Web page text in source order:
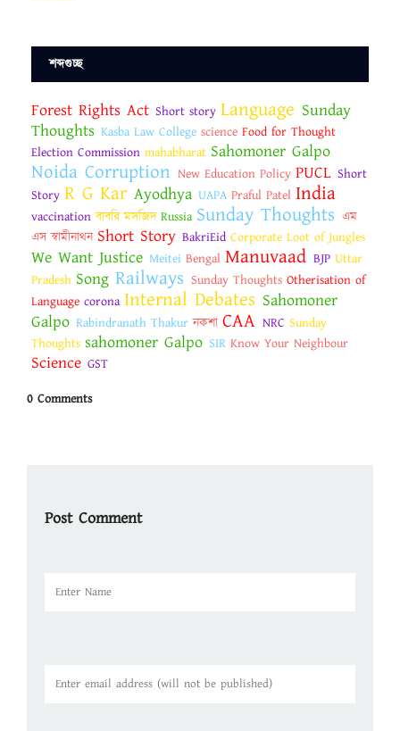
শব্দগুচ্ছ
Forest Rights Act Short story Language Sunday
Thoughts Kasba Law College science Food for Thought
Election Commission mahabharat Sahomoner Galpo
Noida Corruption New Education Policy PUCL Short
Story R G Kar Ayodhya UAPA Praful Patel India
vaccination বাবরি মসজিদ Russia Sunday Thoughts এম
এস স্বামীনাথন Short Story BakriEid Corporate Loot of Jungles
We Want Justice Meitei Bengal Manuvaad BJP Uttar
Pradesh Song Railways Sunday Thoughts Otherisation of
Language corona Internal Debates Sahomoner
Galpo Rabindranath Thakur নকশা CAA NRC Sunday
Thoughts sahomoner Galpo SIR Know Your Neighbour
Science GST
0 Comments
Post Comment